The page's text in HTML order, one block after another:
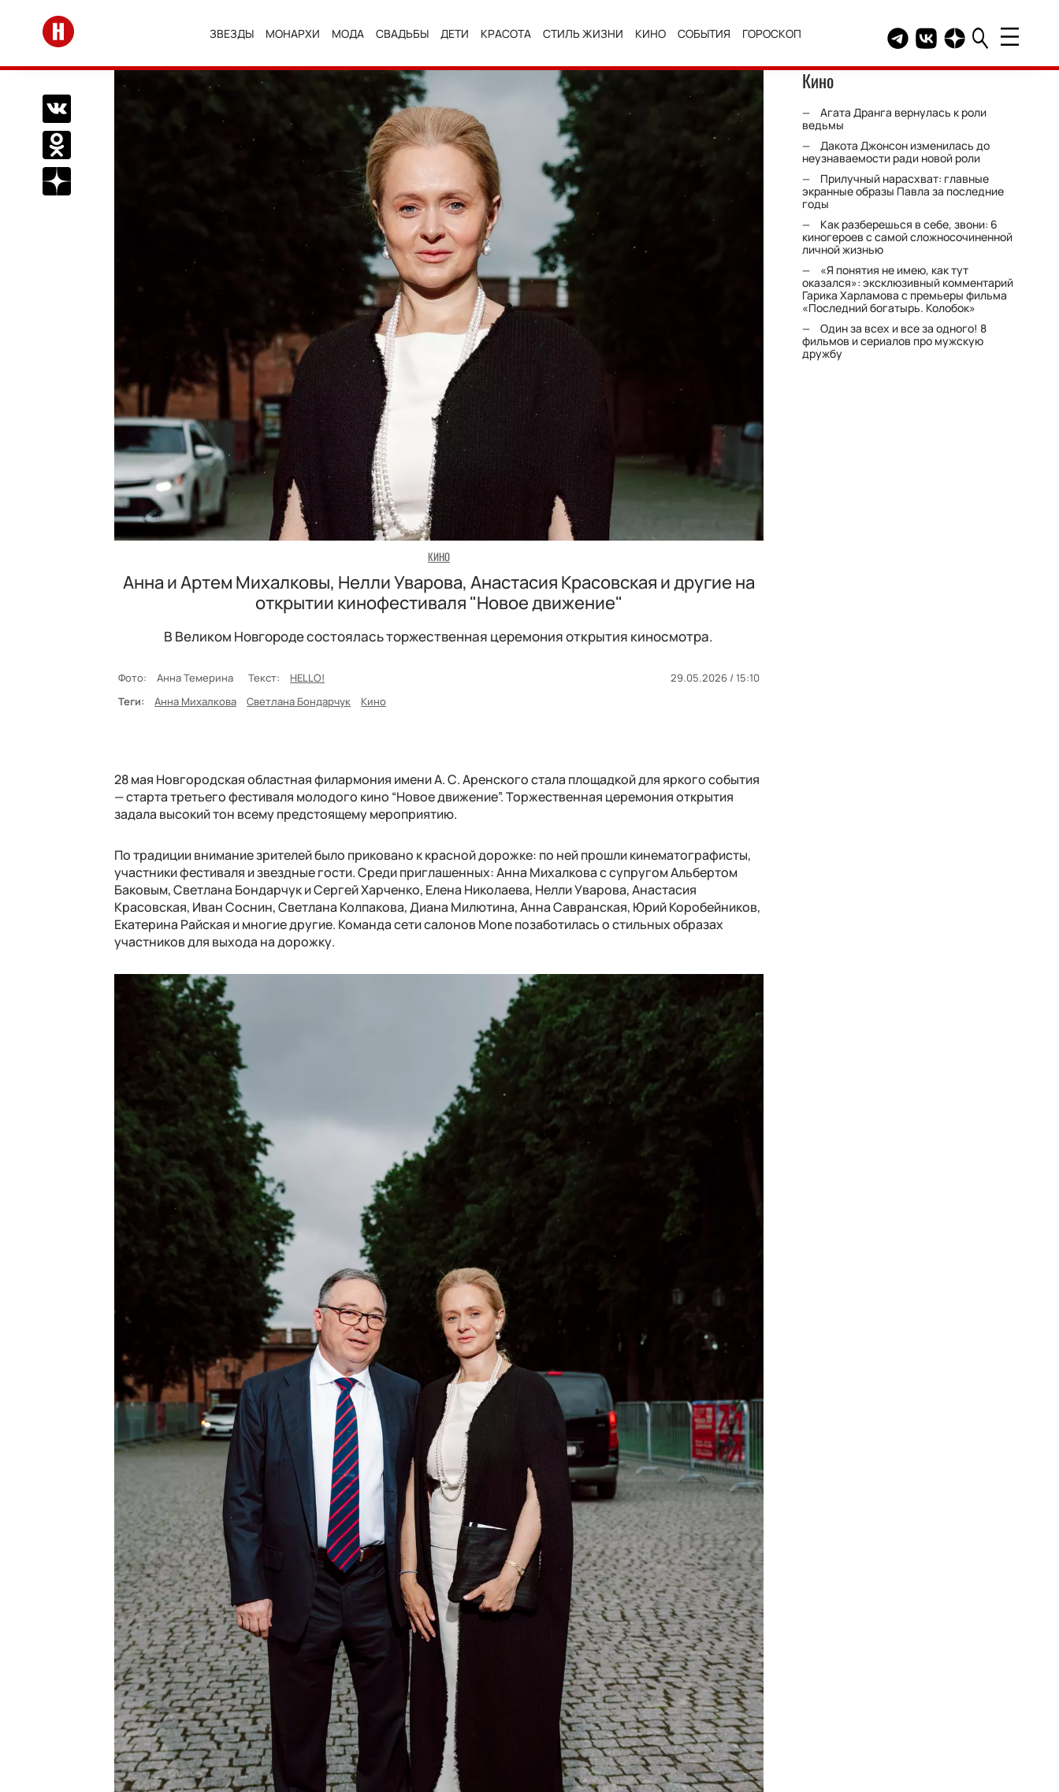
Перейти на главную
ЗВЕЗДЫ МОНАРХИ МОДА СВАДЬБЫ ДЕТИ КРАСОТА СТИЛЬ ЖИЗНИ КИНО СОБЫТИЯ ГОРОСКОП Telegram канал HELLO
Группа HELLO
Канал HELLO в
Поделиться Вконтакте
Поделиться в Одноклассниках
Подписаться на нас в Дзен
КИНО
Анна и Артем Михалковы, Нелли Уварова, Анастасия Красовская и другие на
открытии кинофестиваля "Новое движение"
В Великом Новгороде состоялась торжественная церемония открытия киносмотра.
Фото: Анна Темерина Текст: HELLO!
29.05.2026 / 15:10
Теги:
Анна Михалкова Светлана Бондарчук Кино
28 мая Новгородская областная филармония имени А. С. Аренского стала площадкой для яркого события
— старта третьего фестиваля молодого кино “Новое движение”. Торжественная церемония открытия
задала высокий тон всему предстоящему мероприятию.
По традиции внимание зрителей было приковано к красной дорожке: по ней прошли кинематографисты,
участники фестиваля и звездные гости. Среди приглашенных: Анна Михалкова с супругом Альбертом
Баковым, Светлана Бондарчук и Сергей Харченко, Елена Николаева, Нелли Уварова, Анастасия
Красовская, Иван Соснин, Светлана Колпакова, Диана Милютина, Анна Савранская, Юрий Коробейников,
Екатерина Райская и многие другие. Команда сети салонов Mone позаботилась о стильных образах
участников для выхода на дорожку.
Кино
Агата Дранга вернулась к роли
ведьмы
Дакота Джонсон изменилась до
неузнаваемости ради новой роли
Прилучный нарасхват: главные
экранные образы Павла за последние
годы
Как разберешься в себе, звони: 6
киногероев с самой сложносочиненной
личной жизнью
«Я понятия не имею, как тут
оказался»: эксклюзивный комментарий
Гарика Харламова с премьеры фильма
«Последний богатырь. Колобок»
Один за всех и все за одного! 8
фильмов и сериалов про мужскую
дружбу